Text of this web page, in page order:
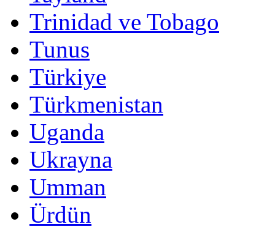
Trinidad ve Tobago
Tunus
Türkiye
Türkmenistan
Uganda
Ukrayna
Umman
Ürdün